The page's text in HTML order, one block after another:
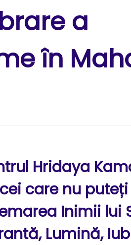
a
în
Hridaya
care nu
Inimii lui
Lumină,